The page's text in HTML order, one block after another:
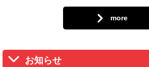
more
お知らせ